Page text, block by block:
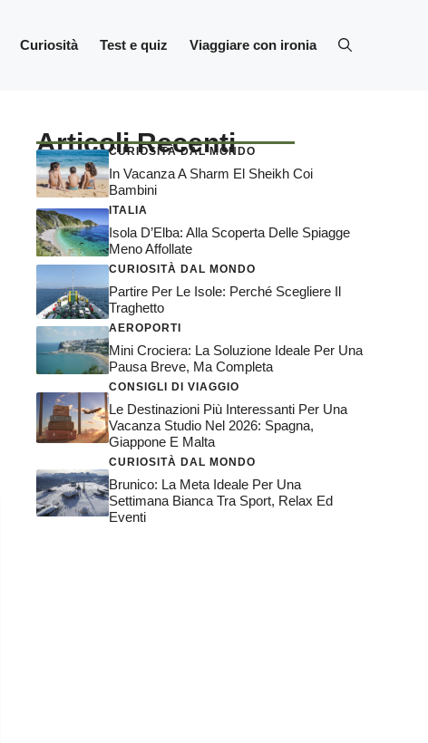
Curiosità Test e quiz Viaggiare con ironia
Articoli Recenti
CURIOSITÀ DAL MONDO
In Vacanza A Sharm El Sheikh Coi
Bambini
ITALIA
Isola D’Elba: Alla Scoperta Delle Spiagge
Meno Affollate
CURIOSITÀ DAL MONDO
Partire Per Le Isole: Perché Scegliere Il
Traghetto
AEROPORTI
Mini Crociera: La Soluzione Ideale Per Una
Pausa Breve, Ma Completa
CONSIGLI DI VIAGGIO
Le Destinazioni Più Interessanti Per Una
Vacanza Studio Nel 2026: Spagna,
Giappone E Malta
CURIOSITÀ DAL MONDO
Brunico: La Meta Ideale Per Una
Settimana Bianca Tra Sport, Relax Ed
Eventi